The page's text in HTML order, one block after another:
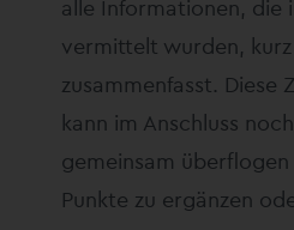
alle Informationen, die
vermittelt wurden,
zusammenfasst. Diese
kann im Anschluss
gemeinsam
Punkte zu ergänzen